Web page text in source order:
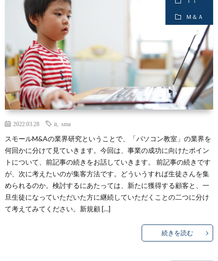
Ｍ＆Ａ
2022.03.28 it sma
スモールM&Aの業界研究ということで、「パソコン教室」の業界を
何回かに分けて見ていきます。今回は、事業の成功に向けたポイン
トについて、前記事の続きをお話していきます。 前記事の続きです
が、次に考えたいのが集客方法です。どういうすれば生徒さんを集
められるのか。検討するにあたっては、新たに獲得する顧客と、一
旦生徒になっていただいた方に継続していただくことの二つに分け
て考えてみてください。新規顧 […]
続きを読む